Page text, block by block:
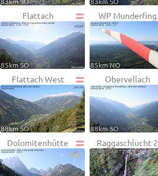
Flattach
85km SO
WP Munderfing
85km NO
Flattach West
88km SO
Obervellach
88km SO
Dolomitenhütte Raggaschlucht 2